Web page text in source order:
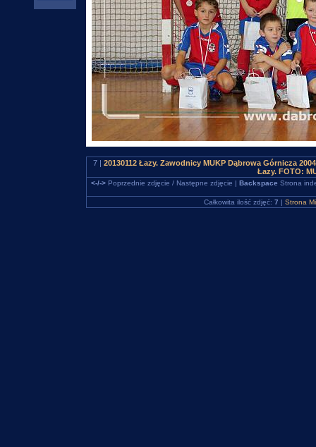
7 | 20130112 Łazy. Zawodnicy MUKP Dąbrowa Górnicza
Łazy. FOTO:
<-/->Poprzednie zdjęcie / Następne zdjęcie | Backspace Strona
Całkowita ilość zdjęć: 7 | Strona